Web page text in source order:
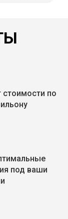
стоимости по
под ваши